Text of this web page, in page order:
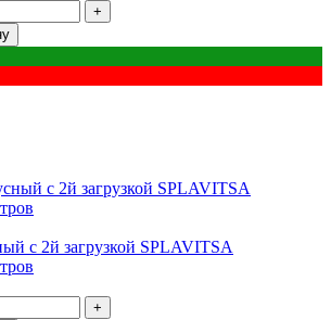
+
с 2й загрузкой SPLAVITSA
+